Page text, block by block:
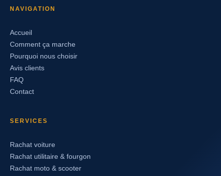
NAVIGATION
Accueil
Comment ça marche
Pourquoi nous choisir
Avis clients
FAQ
Contact
SERVICES
Rachat voiture
Rachat utilitaire & fourgon
Rachat moto & scooter